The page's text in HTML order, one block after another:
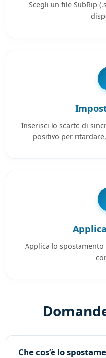
Scegli un file SubRip
Inserisci lo scarto di
positivo per
Applica lo
Che cos’è lo